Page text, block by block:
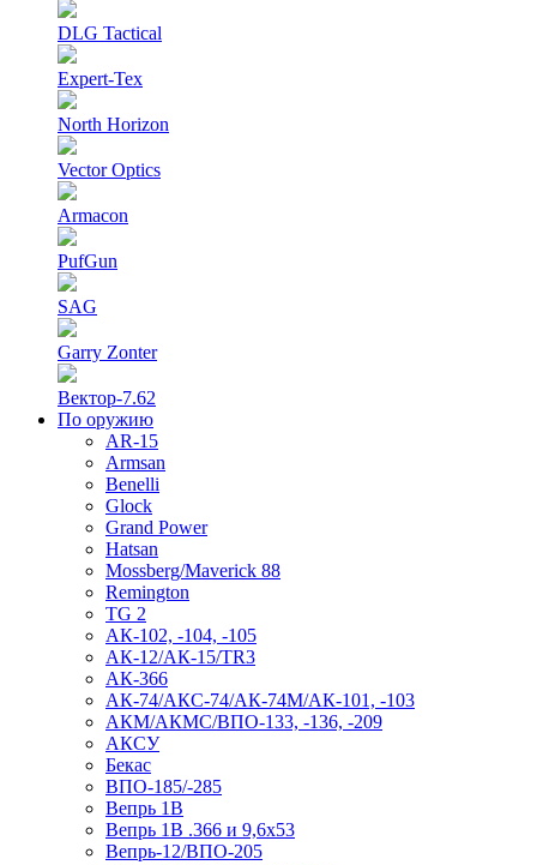
DLG Tactical
Expert-Tex
North Horizon
Vector Optics
Armacon
PufGun
SAG
Garry Zonter
Вектор-7.62
По оружию
AR-15
Armsan
Benelli
Glock
Grand Power
Hatsan
Mossberg/Maverick 88
Remington
TG 2
АК-102, -104, -105
АК-12/АК-15/TR3
АК-366
АК-74/АКС-74/АК-74М/АК-101, -103
АКМ/АКМС/ВПО-133, -136, -209
АКСУ
Бекас
ВПО-185/-285
Вепрь 1В
Вепрь 1В .366 и 9,6х53
Вепрь-12/ВПО-205